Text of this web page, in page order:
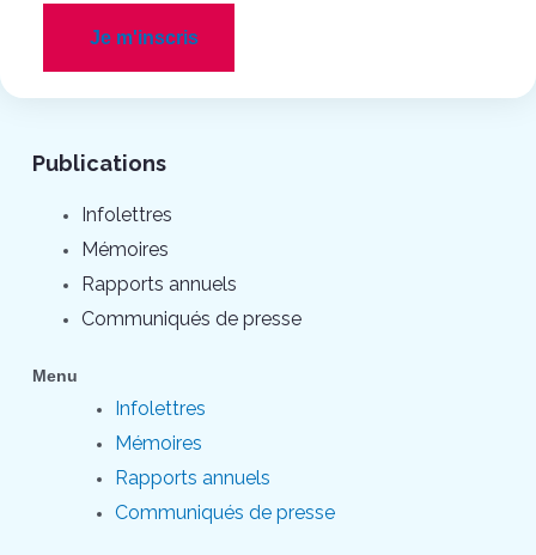
Je m'inscris
Publications
Infolettres
Mémoires
Rapports annuels
Communiqués de presse
Menu
Infolettres
Mémoires
Rapports annuels
Communiqués de presse